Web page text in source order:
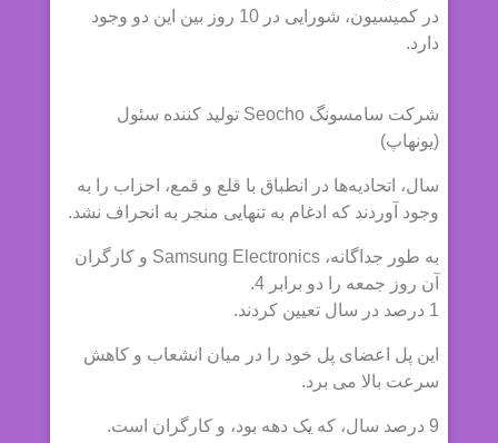
در کمیسیون، شورایی در 10 روز بین این دو وجود
دارد.
شرکت سامسونگ Seocho تولید کننده سئول
(یونهاپ)
سال، اتحادیه‌ها در انطباق با قلع و قمع، احزاب را به
وجود آوردند که ادغام به تنهایی منجر به انحراف نشد.
به طور جداگانه، Samsung Electronics و کارگران
آن روز جمعه را دو برابر 4.
1 درصد در سال تعیین کردند.
این پل اعضای پل خود را در میان انشعاب و کاهش
سرعت بالا می برد.
9 درصد سال، که یک دهه بود، و کارگران است.